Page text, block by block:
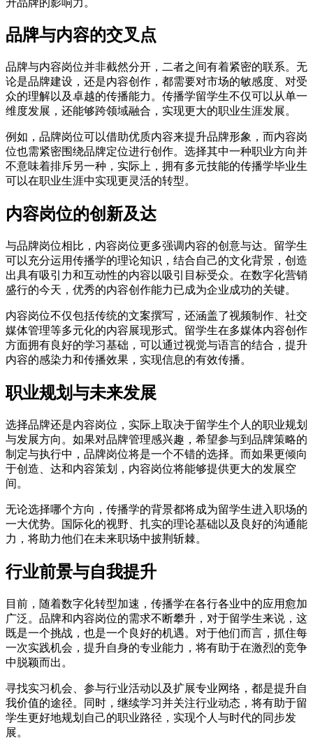
品牌与内容的交叉点
品牌与内容岗位并非截然分开，二者之间有着紧密的联系。无
论是品牌建设，还是内容创作，都需要对市场的敏感度、对受
众的理解以及卓越的传播能力。传播学留学生不仅可以从单一
维度发展，还能够跨领域融合，实现更大的职业生涯发展。
例如，品牌岗位可以借助优质内容来提升品牌形象，而内容岗
位也需紧密围绕品牌定位进行创作。选择其中一种职业方向并
不意味着排斥另一种，实际上，拥有多元技能的传播学毕业生
可以在职业生涯中实现更灵活的转型。
内容岗位的创新及达
与品牌岗位相比，内容岗位更多强调内容的创意与达。留学生
可以充分运用传播学的理论知识，结合自己的文化背景，创造
出具有吸引力和互动性的内容以吸引目标受众。在数字化营销
盛行的今天，优秀的内容创作能力已成为企业成功的关键。
内容岗位不仅包括传统的文案撰写，还涵盖了视频制作、社交
媒体管理等多元化的内容展现形式。留学生在多媒体内容创作
方面拥有良好的学习基础，可以通过视觉与语言的结合，提升
内容的感染力和传播效果，实现信息的有效传播。
职业规划与未来发展
选择品牌还是内容岗位，实际上取决于留学生个人的职业规划
与发展方向。如果对品牌管理感兴趣，希望参与到品牌策略的
制定与执行中，品牌岗位将是一个不错的选择。而如果更倾向
于创造、达和内容策划，内容岗位将能够提供更大的发展空
间。
无论选择哪个方向，传播学的背景都将成为留学生进入职场的
一大优势。国际化的视野、扎实的理论基础以及良好的沟通能
力，将助力他们在未来职场中披荆斩棘。
行业前景与自我提升
目前，随着数字化转型加速，传播学在各行各业中的应用愈加
广泛。品牌和内容岗位的需求不断攀升，对于留学生来说，这
既是一个挑战，也是一个良好的机遇。对于他们而言，抓住每
一次实践机会，提升自身的专业能力，将有助于在激烈的竞争
中脱颖而出。
寻找实习机会、参与行业活动以及扩展专业网络，都是提升自
我价值的途径。同时，继续学习并关注行业动态，将有助于留
学生更好地规划自己的职业路径，实现个人与时代的同步发
展。